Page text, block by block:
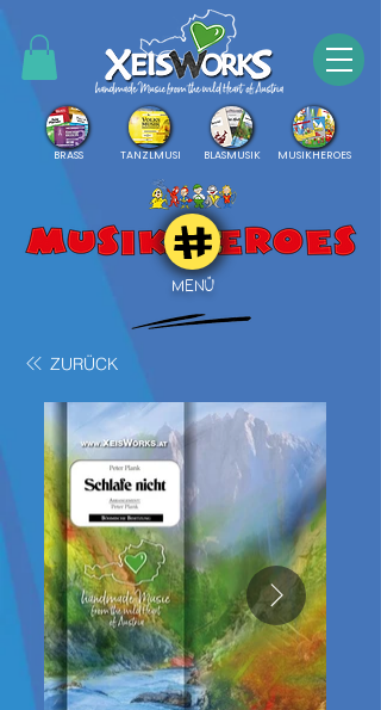
BRASS TANZLMUSI BLASMUSIK MUSIKHEROES
MENÜ
ZURÜCK